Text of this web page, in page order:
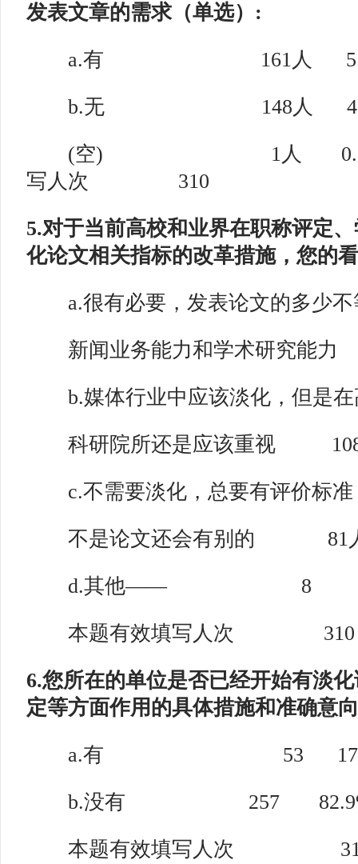
发表文章的需求（单选）:
a.有 161人
b.无 148人
(空) 1人
写人次 310
5.对于当前高校和业界在职称评定
化论文相关指标的改革措施，您的
a.很有必要，发表论文的多少
新闻业务能力和学术研究能
b.媒体行业中应该淡化，但是在
科研院所还是应该重视
c.不需要淡化，总要有评价标准
不是论文还会有别的 81
d.其他—— 8
本题有效填写人次 310
6.您所在的单位是否已经开始有淡
定等方面作用的具体措施和准确意
a.有 53
b.没有 257
本题有效填写人次